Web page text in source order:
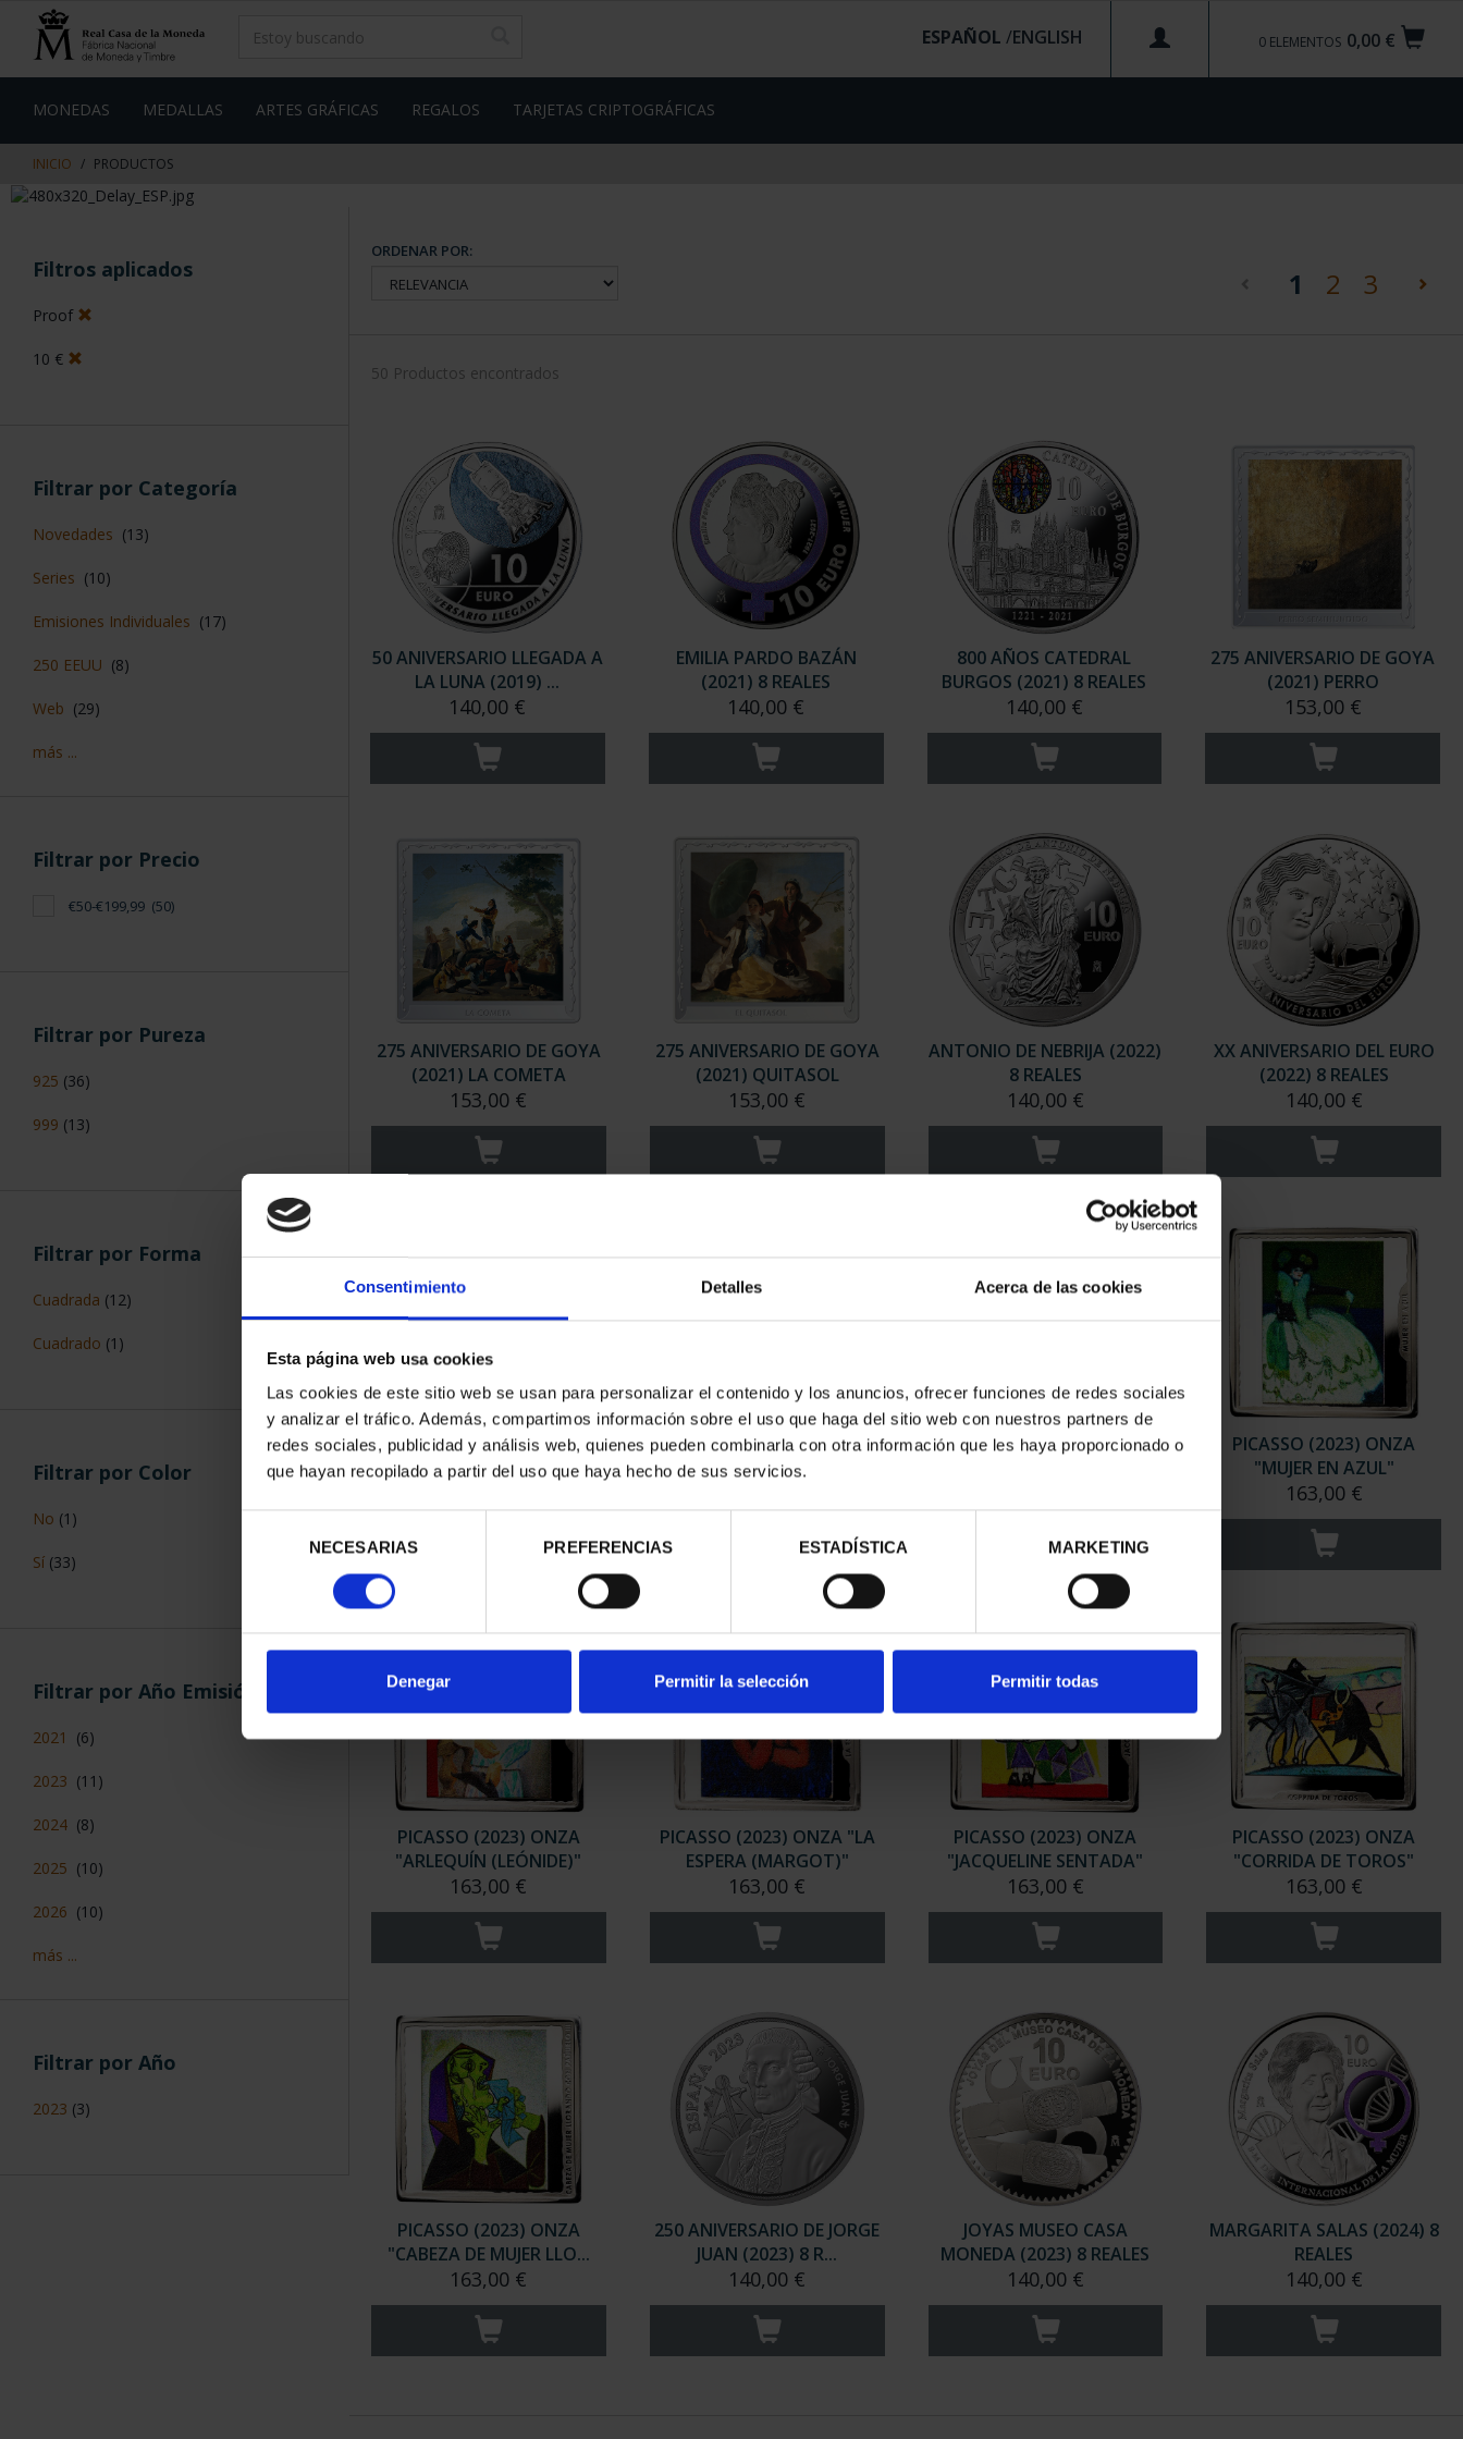
Consentimiento Detalles Acerca de las cookies
Esta página web usa cookies
Las cookies de este sitio web se usan para personalizar el contenido y los anuncios, ofrecer funciones de redes sociales
y analizar el tráfico. Además, compartimos información sobre el uso que haga del sitio web con nuestros partners de
redes sociales, publicidad y análisis web, quienes pueden combinarla con otra información que les haya proporcionado o
que hayan recopilado a partir del uso que haya hecho de sus servicios.
consentimiento
NECESARIAS PREFERENCIAS ESTADÍSTICA MARKETING
Denegar Permitir la selección Permitir todas
contenido
de
0,00 €
0 ELEMENTOS
ESPAÑOL /
MONEDAS MEDALLAS ARTES GRÁFICAS REGALOS TARJETAS CRIPTOGRÁFICAS
INICIO PRODUCTOS
Filtros aplicados
Proof
10 €
Filtrar por Categoría
Novedades (13)
Series (10)
Emisiones Individuales (17)
250 EEUU (8)
Web (29)
más ...
Filtrar por Precio
€50-€199,99 (50)
Filtrar por Pureza
925 (36)
999 (13)
Filtrar por Forma
Cuadrada (12)
Cuadrado (1)
Filtrar por Color
No (1)
Sí (33)
Filtrar por Año Emisión
2021 (6)
2023 (11)
2024 (8)
2025 (10)
2026 (10)
más ...
Filtrar por Año
2023 (3)
ORDENAR POR:
1 (current)
2 3
50 Productos encontrados
50 ANIVERSARIO LLEGADA A
LA LUNA (2019) ...
140,00 €
EMILIA PARDO BAZÁN
(2021) 8 REALES
140,00 €
800 AÑOS CATEDRAL
BURGOS (2021) 8 REALES
140,00 €
275 ANIVERSARIO DE GOYA
(2021) PERRO
153,00 €
275 ANIVERSARIO DE GOYA
(2021) LA COMETA
153,00 €
275 ANIVERSARIO DE GOYA
(2021) QUITASOL
153,00 €
ANTONIO DE NEBRIJA (2022)
8 REALES
140,00 €
XX ANIVERSARIO DEL EURO
(2022) 8 REALES
140,00 €
AÑO INVES. RAMÓN Y CAJAL
(2022) 8 REALES
MARÍA DE MAEZTU (2023) 8
REALES
CENTENARIO DE SOROLLA
PICASSO (2023) ONZA
"MUJER EN AZUL"
163,00 €
PICASSO (2023) ONZA
"ARLEQUÍN (LEÓNIDE)"
163,00 €
PICASSO (2023) ONZA "LA
ESPERA (MARGOT)"
163,00 €
PICASSO (2023) ONZA
"JACQUELINE SENTADA"
163,00 €
PICASSO (2023) ONZA
"CORRIDA DE TOROS"
163,00 €
PICASSO (2023) ONZA
"CABEZA DE MUJER LLO...
163,00 €
250 ANIVERSARIO DE JORGE
JUAN (2023) 8 R...
140,00 €
JOYAS MUSEO CASA
MONEDA (2023) 8 REALES
140,00 €
MARGARITA SALAS (2024) 8
REALES
140,00 €